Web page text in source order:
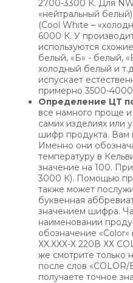
2700-3300 К. Для
«нейтральный
(Cool White –
6000 К. У
используются
белый, «Б» - белый,
холодный белый и
испускает
примерно 3500-
Определение ЦТ
все намного проще
самих изделиях или
шифр продукта. Вам
Именно они
температуру в
значение на 100.
3000 К). Помощью
также может
буквенная
значением шифра.
наименовании
обозначение
ХХ.ХХХ-Х 220В ХХ
же смотрите только
после слов
получаете точное